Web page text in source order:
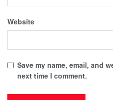
Website
Save my name, email, and
next time I comment.